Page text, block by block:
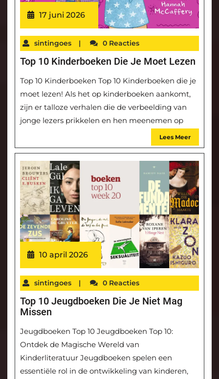
17 juni 2026
sintingoes | 0 Reacties
Top 10 Kinderboeken Die Je Moet Lezen
Top 10 Kinderboeken Top 10 Kinderboeken die je
moet lezen! Als het op kinderboeken aankomt,
zijn er talloze verhalen die de verbeelding van
jonge lezers prikkelen en hen meenemen op
Lees Meer
10 april 2026
sintingoes | 0 Reacties
Top 10 Jeugdboeken Die Je Niet Mag
Missen
Jeugdboeken Top 10 Jeugdboeken Top 10:
Ontdek de Magische Wereld van
Kinderliteratuur Jeugdboeken spelen een
essentiële rol in de ontwikkeling van kinderen,